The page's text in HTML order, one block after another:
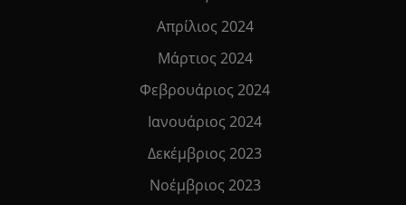
Απρίλιος 2024
Μάρτιος 2024
Φεβρουάριος 2024
Ιανουάριος 2024
Δεκέμβριος 2023
Νοέμβριος 2023